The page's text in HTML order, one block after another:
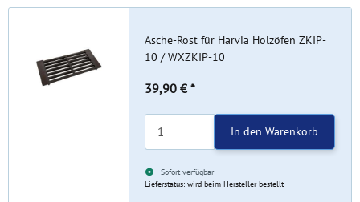
Asche-Rost für Harvia Holzöfen ZKIP-
10 / WXZKIP-10
39,90 € *
In den Warenkorb
Sofort verfügbar
Lieferstatus: wird beim Hersteller bestellt